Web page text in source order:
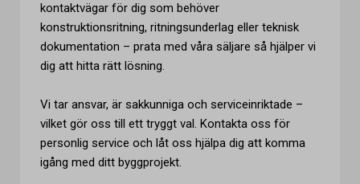
kontaktvägar för dig som behöver
konstruktionsritning, ritningsunderlag eller teknisk
dokumentation – prata med våra säljare så hjälper vi
dig att hitta rätt lösning.
Vi tar ansvar, är sakkunniga och serviceinriktade –
vilket gör oss till ett tryggt val. Kontakta oss för
personlig service och låt oss hjälpa dig att komma
igång med ditt byggprojekt.